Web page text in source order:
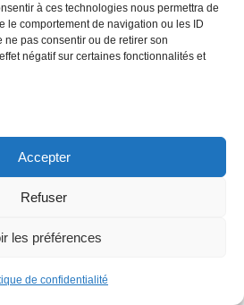
à ces technologies nous permettra de
le comportement de navigation ou les ID
ne pas consentir ou de retirer son
négatif sur certaines fonctionnalités et
Accepter
Refuser
les préférences
de confidentialité
(déductible des